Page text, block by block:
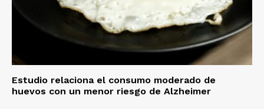
Estudio relaciona el consumo moderado de
huevos con un menor riesgo de Alzheimer